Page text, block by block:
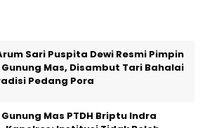
Sari Puspita Dewi Resmi Pimpin
Gunung Mas, Disambut Tari Bahalai
Pedang Pora
Mas PTDH Briptu Indra